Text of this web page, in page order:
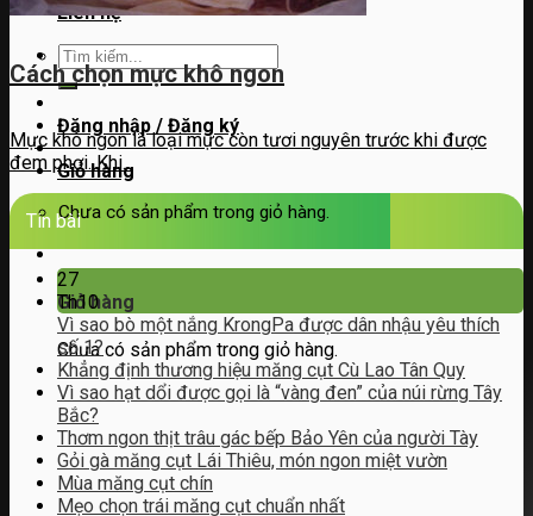
Liên hệ
Tìm
kiếm:
Đăng nhập / Đăng ký
Giỏ hàng
Chưa có sản phẩm trong giỏ hàng.
Giỏ hàng
Chưa có sản phẩm trong giỏ hàng.
Cách chọn mực khô ngon
Mực khô ngon là loại mực còn tươi nguyên trước khi được
đem phơi. Khi...
Tin bài
27
Th10
Vì sao bò một nắng KrongPa được dân nhậu yêu thích
số 1?
Khẳng định thương hiệu măng cụt Cù Lao Tân Quy
Vì sao hạt dổi được gọi là “vàng đen” của núi rừng Tây
Bắc?
Thơm ngon thịt trâu gác bếp Bảo Yên của người Tày
Gỏi gà măng cụt Lái Thiêu, món ngon miệt vườn
Mùa măng cụt chín
Mẹo chọn trái măng cụt chuẩn nhất